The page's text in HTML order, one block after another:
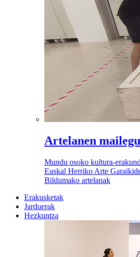
Artelanen
Mundu osoko kultura-
Euskal Herriko Arte
Bildumako artelanak
Erakusketak
Jarduerak
Hezkuntza